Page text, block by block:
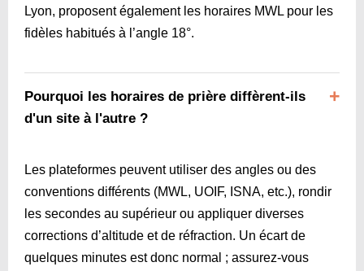
Lyon, proposent également les horaires MWL pour les
fidèles habitués à l’angle 18°.
Pourquoi les horaires de prière diffèrent-ils
d'un site à l'autre ?
Les plateformes peuvent utiliser des angles ou des
conventions différents (MWL, UOIF, ISNA, etc.), rondir
les secondes au supérieur ou appliquer diverses
corrections d’altitude et de réfraction. Un écart de
quelques minutes est donc normal ; assurez-vous